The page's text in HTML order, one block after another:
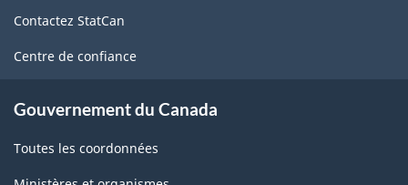
l'Amérique
du
(SCIAN)
ce
site
Contactez StatCan
Centre de confiance
Gouvernement du Canada
Toutes les coordonnées